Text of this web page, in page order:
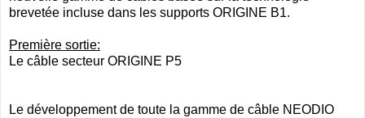
brevetée incluse dans les supports ORIGINE B1.
Première sortie:
Le câble secteur ORIGINE P5
Le développement de toute la gamme de câble NEODIO